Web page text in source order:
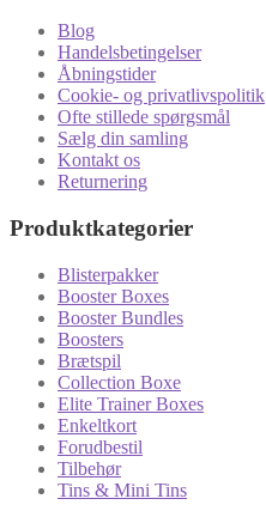
Blog
Handelsbetingelser
Åbningstider
Cookie- og privatlivspolitik
Ofte stillede spørgsmål
Sælg din samling
Kontakt os
Returnering
Produktkategorier
Blisterpakker
Booster Boxes
Booster Bundles
Boosters
Brætspil
Collection Boxe
Elite Trainer Boxes
Enkeltkort
Forudbestil
Tilbehør
Tins & Mini Tins